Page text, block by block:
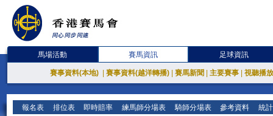
馬場活動 賽馬資訊 足球資訊
賽事資料(本地) 賽事資料(越洋轉播) 賽馬新聞 主要賽事 視聽播
報名表 排位表 即時賠率 練馬師分場表 騎師分場表 參考資料 統